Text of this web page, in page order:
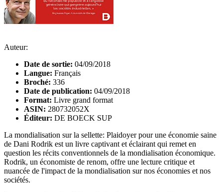
Auteur:
Date de sortie: 04/09/2018
Langue: Français
Broché: 336
Date de publication: 04/09/2018
Format: Livre grand format
ASIN: 280732052X
Éditeur: DE BOECK SUP
La mondialisation sur la sellette: Plaidoyer pour une économie saine
de Dani Rodrik est un livre captivant et éclairant qui remet en
question les récits conventionnels de la mondialisation économique.
Rodrik, un économiste de renom, offre une lecture critique et
nuancée de l'impact de la mondialisation sur nos économies et nos
sociétés.